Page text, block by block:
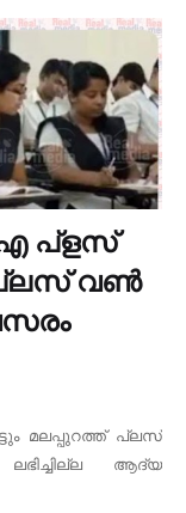
എ പ്ളസ്
പ്ലസ് വൺ
മലപ്പുറത്ത് പ്ലസ്
ആദ്യ